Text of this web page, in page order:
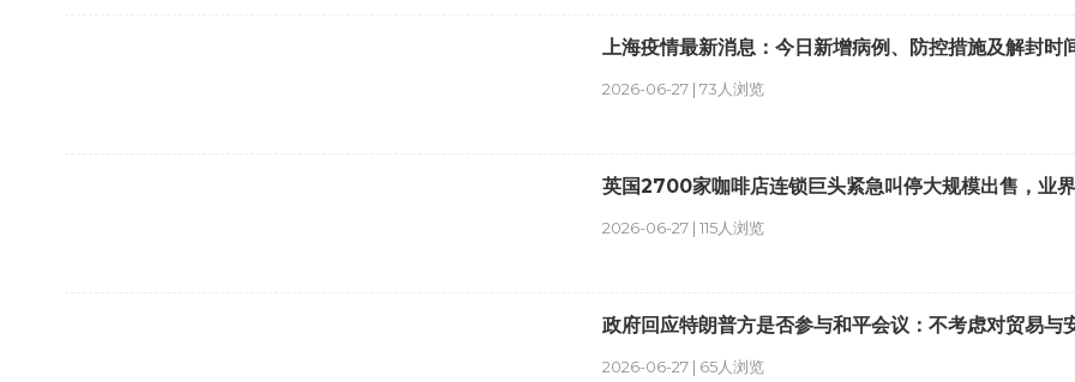
2026-06-27 | 73人浏览
上海疫情最新消息：今日新增病例、防控措施及解封时
2026-06-27 | 115人浏览
英国2700家咖啡店连锁巨头紧急叫停大规模出售，业界
2026-06-27 | 65人浏览
政府回应特朗普方是否参与和平会议：不考虑对贸易与